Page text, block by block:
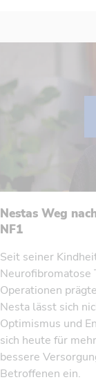
Nestas Weg
NF1
Seit seiner
Neurofibromatose
Operationen
Nesta lässt sich
Optimismus und
sich heute für
bessere
Betroffenen ein.